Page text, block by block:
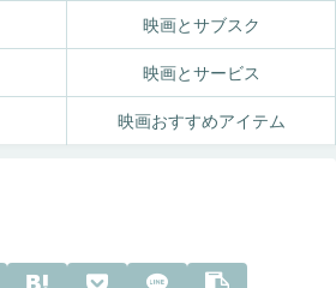
映画とサブスク
映画とサービス
映画おすすめアイテム